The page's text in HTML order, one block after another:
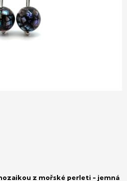
z mořské perleti - jemná